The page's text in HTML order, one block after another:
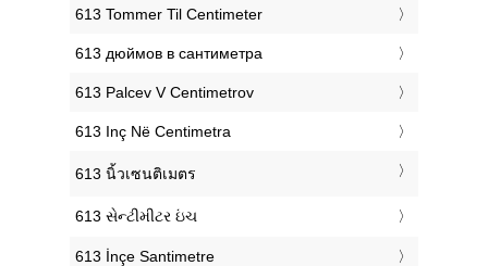
‎613 Tommer Til Centimeter
‎613 дюймов в сантиметра
‎613 Palcev V Centimetrov
‎613 Inç Në Centimetra
‎613 นิ้วเซนติเมตร
‎613 સેન્ટીમીટર ઇંચ
‎613 İnçe Santimetre